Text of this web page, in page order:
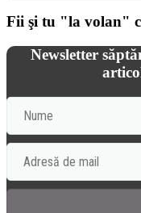
Fii şi tu "la volan"
Newsletter